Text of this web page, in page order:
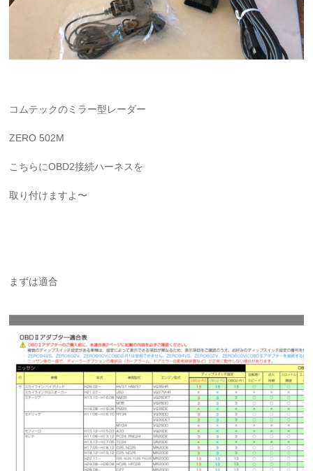
コムテックのミラー型レーダー
ZERO 502M
こちらにOBD2接続ハーネスを
取り付けますよ〜
まずは適合